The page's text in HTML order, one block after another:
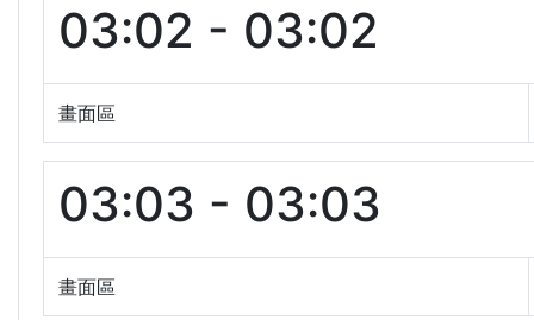
03:02 - 03:02
畫面區
03:03 - 03:03
畫面區